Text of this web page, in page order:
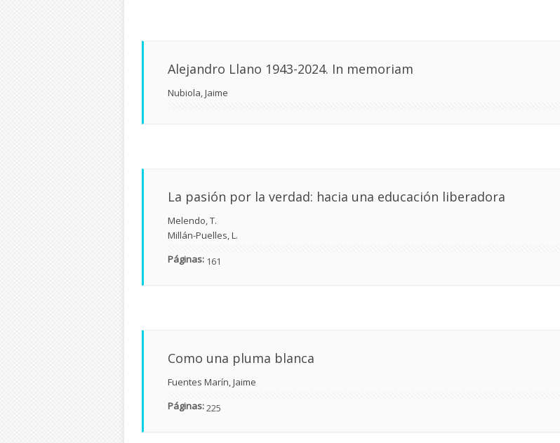
Alejandro Llano 1943-2024. In memoriam
Nubiola, Jaime
La pasión por la verdad: hacia una educación liberadora
Melendo, T.
Millán-Puelles, L.
Páginas: 161
Como una pluma blanca
Fuentes Marín, Jaime
Páginas:225